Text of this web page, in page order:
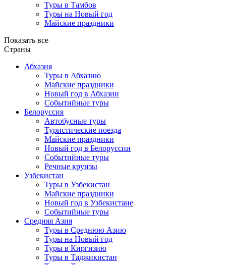
Туры в Тамбов
Туры на Новый год
Майские праздники
Показать все
Страны
Абхазия
Туры в Абхазию
Майские праздники
Новый год в Абхазии
Событийные туры
Белоруссия
Автобусные туры
Туристические поезда
Майские праздники
Новый год в Белоруссии
Событийные туры
Речные круизы
Узбекистан
Туры в Узбекистан
Майские праздники
Новый год в Узбекистане
Событийные туры
Средняя Азия
Туры в Среднюю Азию
Туры на Новый год
Туры в Киргизию
Туры в Таджикистан